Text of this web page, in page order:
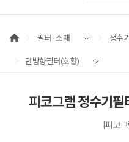
필터 · 소재 정수
단방향필터(호환)
피코그램 정수기필
[피코